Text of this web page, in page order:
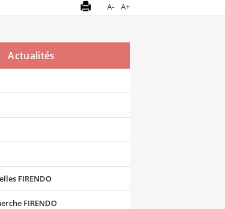
A- A+
Actualités
FIRENDO
FIRENDO